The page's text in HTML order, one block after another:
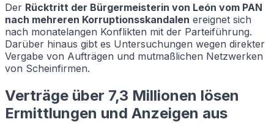
Der Rücktritt der Bürgermeisterin von León vom PAN
nach mehreren Korruptionsskandalen ereignet sich
nach monatelangen Konflikten mit der Parteiführung.
Darüber hinaus gibt es Untersuchungen wegen direkter
Vergabe von Aufträgen und mutmaßlichen Netzwerken
von Scheinfirmen.
Verträge über 7,3 Millionen lösen
Ermittlungen und Anzeigen aus